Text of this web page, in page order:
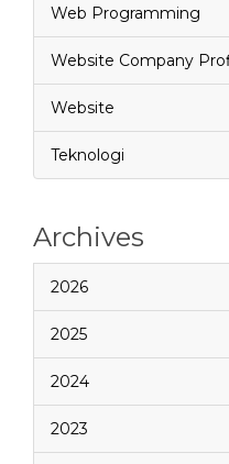
Web Programming
Website Company
Website
Teknologi
Archives
2026
2025
2024
2023